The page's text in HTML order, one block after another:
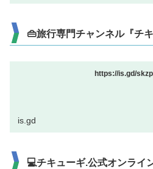
👜旅行専門チャンネル『チ
https://is.gd/
is.gd
💻チキューギ.公式オンライ